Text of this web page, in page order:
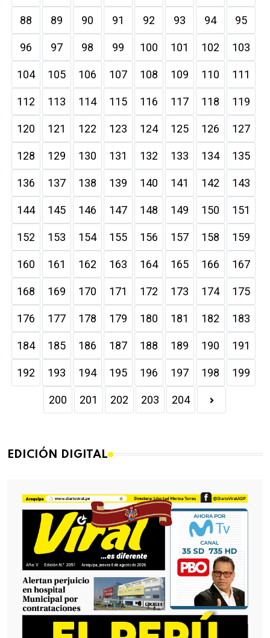
88 89 90 91 92 93 94 95
96 97 98 99 100 101 102 103
104 105 106 107 108 109 110 111
112 113 114 115 116 117 118 119
120 121 122 123 124 125 126 127
128 129 130 131 132 133 134 135
136 137 138 139 140 141 142 143
144 145 146 147 148 149 150 151
152 153 154 155 156 157 158 159
160 161 162 163 164 165 166 167
168 169 170 171 172 173 174 175
176 177 178 179 180 181 182 183
184 185 186 187 188 189 190 191
192 193 194 195 196 197 198 199
200 201 202 203 204
EDICIÓN DIGITAL